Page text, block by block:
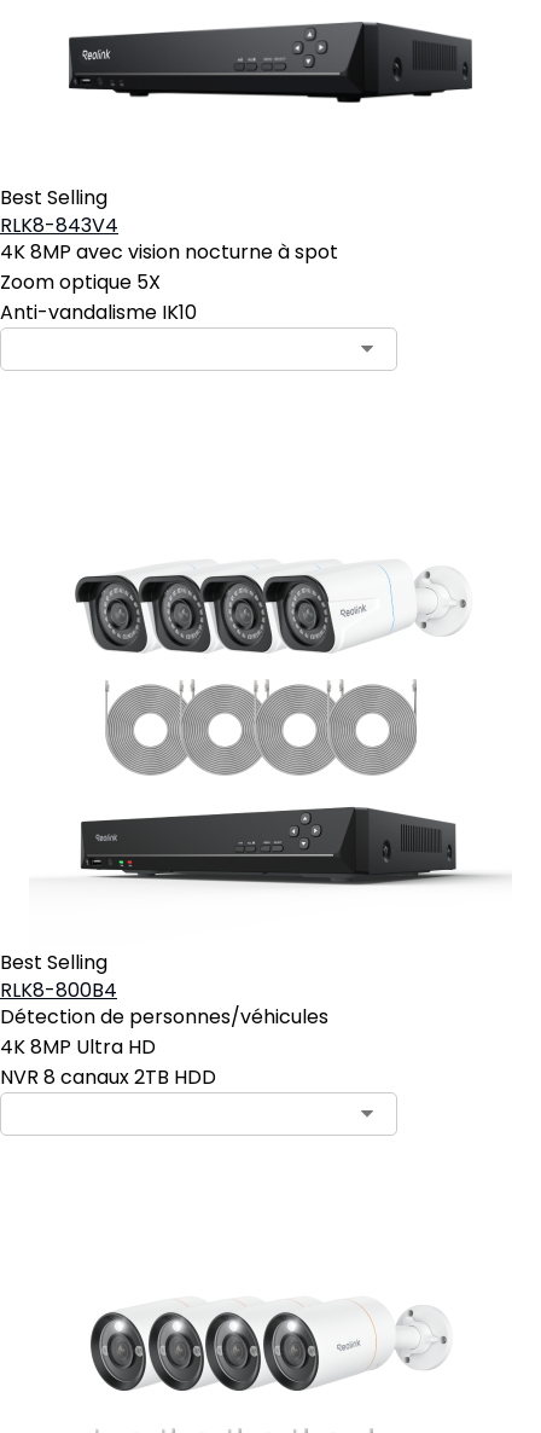
Best Selling
RLK8-843V4
4K 8MP avec vision nocturne à spot
Zoom optique 5X
Anti-vandalisme IK10
Best Selling
RLK8-800B4
Détection de personnes/véhicules
4K 8MP Ultra HD
NVR 8 canaux 2TB HDD